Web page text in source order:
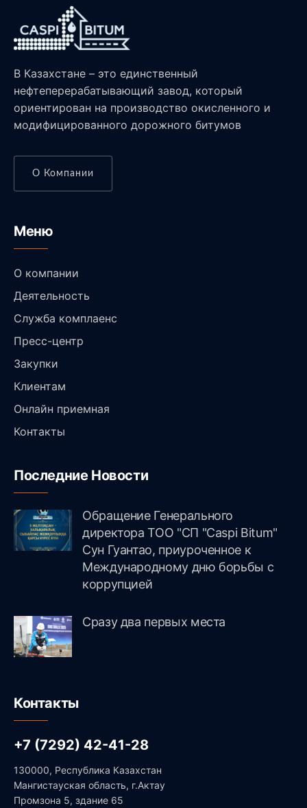
В Казахстане – это единственный
нефтеперерабатывающий завод, который
ориентирован на производство окисленного и
модифицированного дорожного битумов
О Компании
Меню
О компании
Деятельность
Служба комплаенс
Пресс-центр
Закупки
Клиентам
Онлайн приемная
Контакты
Последние Новости
Обращение Генерального
директора ТОО "СП "Caspi Bitum"
Сун Гуантао, приуроченное к
Международному дню борьбы с
коррупцией
Сразу два первых места
Контакты
+7 (7292) 42-41-28
130000, Республика Казахстан
Мангистауская область, г.Актау
Промзона 5, здание 65